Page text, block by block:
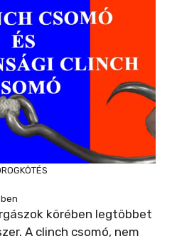
körében legtöbbet
A clinch csomó, nem